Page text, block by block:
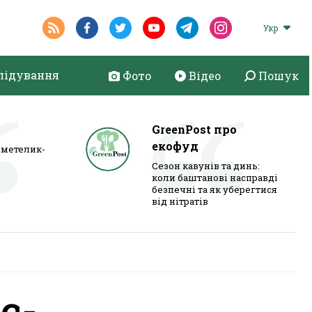
Укр
Фото Відео Пошук
GreenPost про
екофуд
Сезон кавунів та динь:
коли баштанові насправді
безпечні та як уберегтися
від нітратів